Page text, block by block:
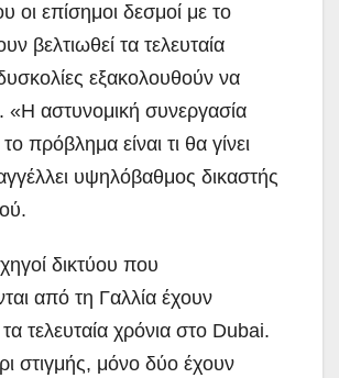
οι επίσημοι δεσμοί με το
βελτιωθεί τα τελευταία
εξακολουθούν να
«Η αστυνομική συνεργασία
το πρόβλημα είναι τι θα γίνει
υψηλόβαθμος δικαστής
δικτύου που
από τη Γαλλία έχουν
τελευταία χρόνια στο Dubai.
στιγμής, μόνο δύο έχουν